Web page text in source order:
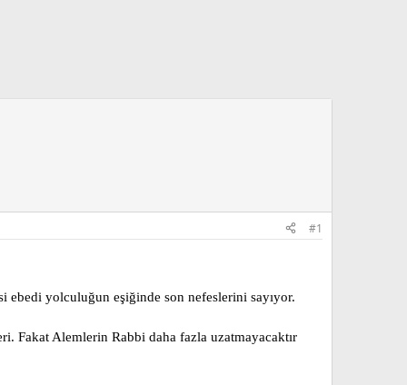
#1
ebedi yolculuğun eşiğinde son nefeslerini sayıyor.
Fakat Alemlerin Rabbi daha fazla uzatmayacaktır